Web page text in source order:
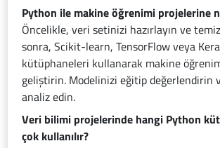
Python ile makine öğrenimi projelerine
Öncelikle, veri setinizi hazırlayın ve
sonra, Scikit-learn, TensorFlow veya
kütüphaneleri kullanarak makine
geliştirin. Modelinizi eğitip değerlendirin
analiz edin.
Veri bilimi projelerinde hangi Python
çok kullanılır?